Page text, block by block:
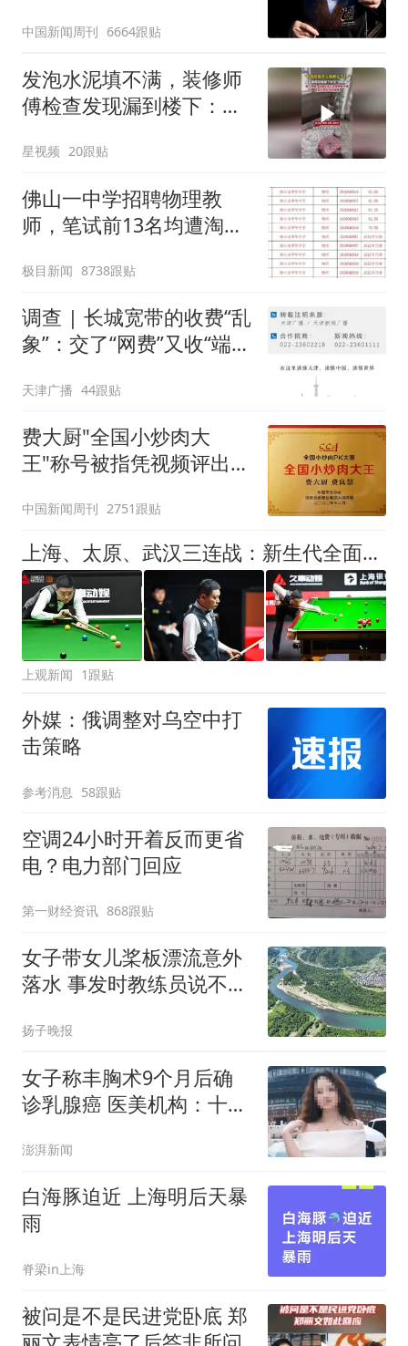
中国新闻周刊 6664跟贴
发泡水泥填不满，装修师
傅检查发现漏到楼下：出
星视频 20跟贴
佛山一中学招聘物理教
师，笔试前13名均遭淘
聘，成立调查组全面核查
极目新闻 8738跟贴
调查 | 长城宽带的收费“乱
象”：交了“网费”又收“端口
可延长到2037年
天津广播 44跟贴
费大厨"全国小炒肉大
王"称号被指凭视频评出
中国新闻周刊 2751跟贴
上海、太原、武汉三连战：新生代全面崛起，丁俊晖的世锦赛之梦仍未止步
上观新闻 1跟贴
外媒：俄调整对乌空中打
击策略
参考消息 58跟贴
空调24小时开着反而更省
电？电力部门回应
第一财经资讯 868跟贴
女子带女儿桨板漂流意外
落水 事发时教练员说不敢
扬子晚报
女子称丰胸术9个月后确
诊乳腺癌 医美机构：十分
澎湃新闻
白海豚迫近 上海明后天暴
雨
脊梁in上海
被问是不是民进党卧底 郑